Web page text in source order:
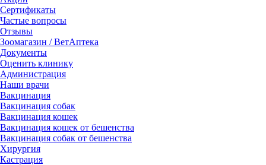
Сертификаты
Частые вопросы
Отзывы
Зоомагазин / ВетАптека
Документы
Оценить клинику
Администрация
Наши врачи
Вакцинация
Вакцинация собак
Вакцинация кошек
Вакцинация кошек от бешенства
Вакцинация собак от бешенства
Хирургия
Кастрация